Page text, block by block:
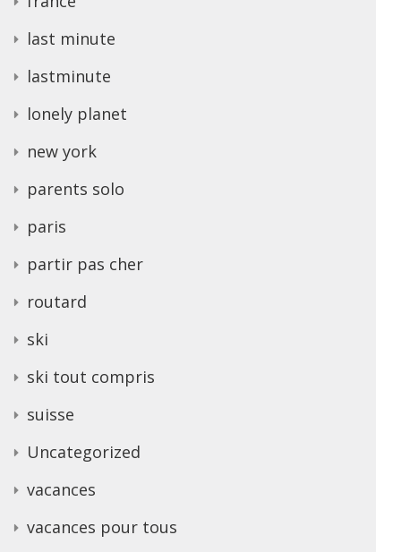
last minute
lastminute
lonely planet
new york
parents solo
paris
partir pas cher
routard
ski
ski tout compris
suisse
Uncategorized
vacances
vacances pour tous